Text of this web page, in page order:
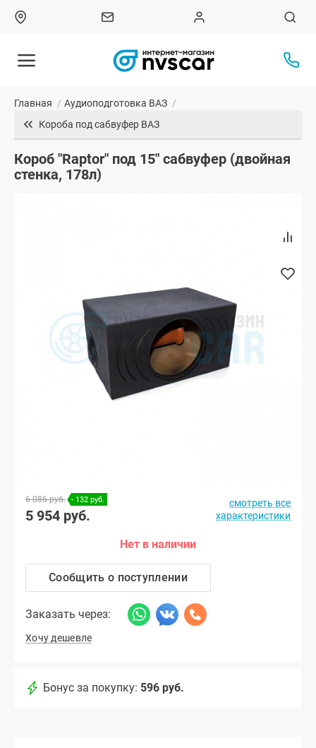
Главная / Аудиоподготовка ВАЗ /
Короба под сабвуфер ВАЗ
Короб "Raptor" под 15" сабвуфер (двойная
стенка, 178л)
6 086 руб. - 132 руб.
5 954 руб.
смотреть все
характеристики
Нет в наличии
Сообщить о поступлении
Заказать через:
Хочу дешевле
Бонус за покупку: 596 руб.